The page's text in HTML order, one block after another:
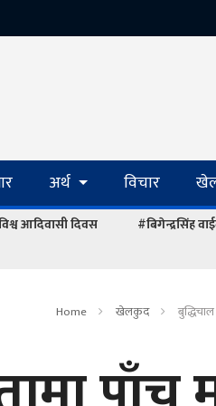
अर्थ विचार
आदिवासी दिवस #बिगेन्द्रसिंह
Home खेलकुद